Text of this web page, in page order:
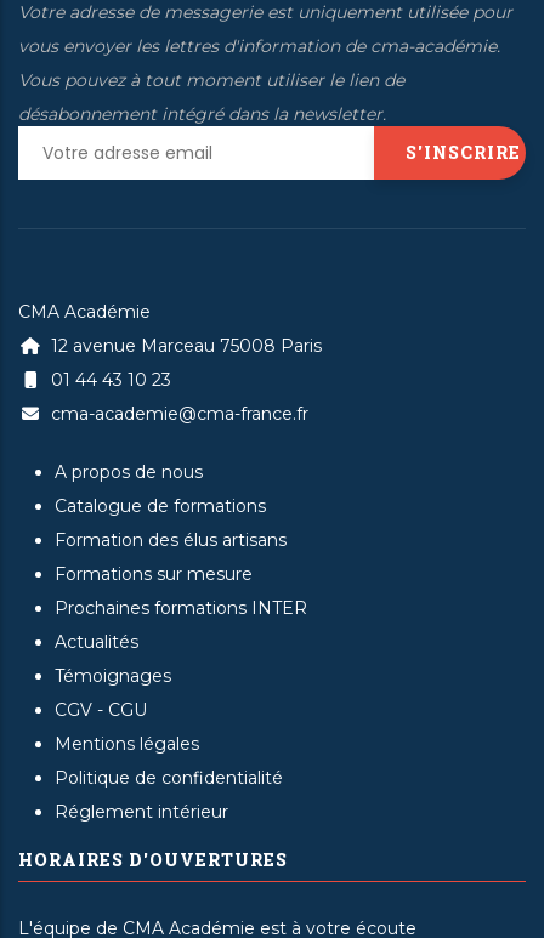
Votre adresse de messagerie est uniquement utilisée pour
vous envoyer les lettres d'information de cma-académie.
Vous pouvez à tout moment utiliser le lien de
désabonnement intégré dans la newsletter.
CMA Académie
12 avenue Marceau 75008 Paris
01 44 43 10 23
cma-academie@cma-france.fr
A propos de nous
Catalogue de formations
Formation des élus artisans
Formations sur mesure
Prochaines formations INTER
Actualités
Témoignages
CGV - CGU
Mentions légales
Politique de confidentialité
Réglement intérieur
HORAIRES D'OUVERTURES
L'équipe de CMA Académie est à votre écoute